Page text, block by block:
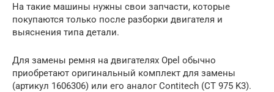
На такие машины нужны свои запчасти, которые
покупаются только после разборки двигателя и
выяснения типа детали.
Для замены ремня на двигателях Opel обычно
приобретают оригинальный комплект для замены
(артикул 1606306) или его аналог Contitech (CT 975 K3).